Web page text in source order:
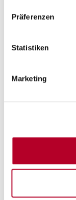
Präferenzen
Statistiken
Marketing